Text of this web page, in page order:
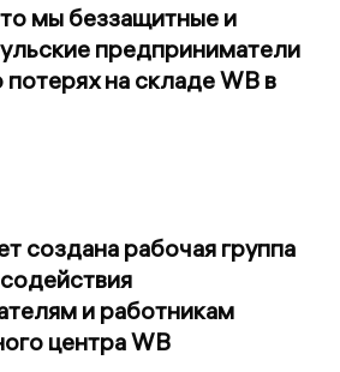
мы беззащитные и
предприниматели
потерях на складе WB в
создана рабочая группа
и работникам
центра WB